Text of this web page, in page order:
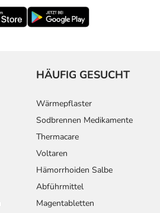
HÄUFIG GESUCHT
Wärmepflaster
Sodbrennen Medikamente
Thermacare
Voltaren
Hämorrhoiden Salbe
Abführmittel
Magentabletten